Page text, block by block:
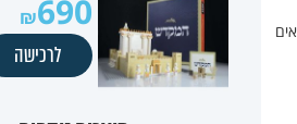
690
לרכישה